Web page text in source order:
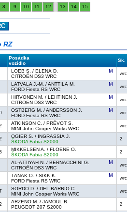
8 9 10 11 12 13 14 15
RZ
Posádka
vozidlo
Sk.
LOEB S. / ELENA D.
CITROËN DS3 WRC
wrc
LATVALA J.-M. / ANTTILA M.
FORD Fiesta RS WRC
wrc
HIRVONEN M. / LEHTINEN J.
CITROËN DS3 WRC
wrc
OSTBERG M. / ANDERSSON J.
FORD Fiesta RS WRC
wrc
ATKINSON C. / PRÉVOT S.
MINI John Cooper Works WRC
wrc
OGIER S. / INGRASSIA J.
ŠKODA Fabia S2000
2
MIKKELSEN A. / FLOENE O.
ŠKODA Fabia S2000
2
AL-ATTIYAH N. / BERNACCHINI G.
CITROËN DS3 WRC
wrc
TÄNAK O. / SIKK K.
FORD Fiesta RS WRC
wrc
SORDO D. / DEL BARRIO C.
MINI John Cooper Works WRC
wrc
ARZENO M. / JAMOUL R.
PEUGEOT 207 S2000
2